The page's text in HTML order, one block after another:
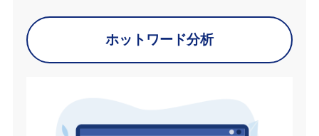
ホットワード分析